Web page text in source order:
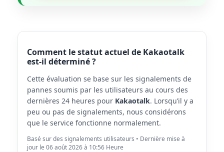
Comment le statut actuel de Kakaotalk
est-il déterminé ?
Cette évaluation se base sur les signalements de
pannes soumis par les utilisateurs au cours des
dernières 24 heures pour Kakaotalk. Lorsqu’il y a
peu ou pas de signalements, nous considérons
que le service fonctionne normalement.
Basé sur des signalements utilisateurs • Dernière mise à
jour le 06 août 2026 à 10:56 Heure